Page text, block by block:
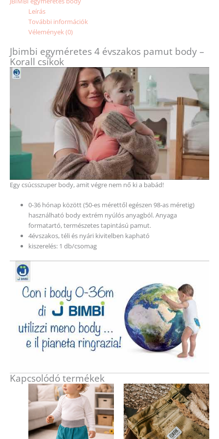
Leírás
További információk
Vélemények (0)
Jbimbi egyméretes 4 évszakos pamut body –
Korall csíkok
Egy csúcsszuper body, amit végre nem nő ki a babád!
0-36 hónap között (50-es mérettől egészen 98-as méretig)
használható body extrém nyúlós anyagból. Anyaga
formatartó, természetes tapintású pamut.
4évszakos, téli és nyári kivitelben kapható
kiszerelés: 1 db/csomag
Kapcsolódó termékek
Ennek
terméknek
több
variációja